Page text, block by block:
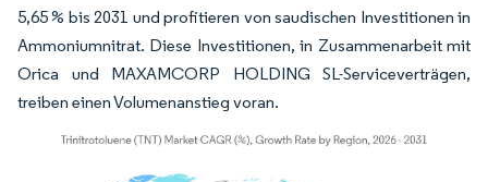
5,65 % bis 2031 und profitieren von saudischen Investitionen in
Ammoniumnitrat. Diese Investitionen, in Zusammenarbeit mit
Orica und MAXAMCORP HOLDING SL-Serviceverträgen,
treiben einen Volumenanstieg voran.